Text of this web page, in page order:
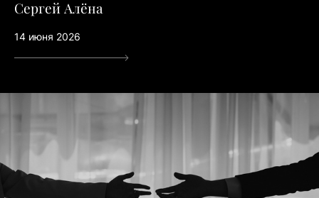
Сергей Алёна
14 июня 2026